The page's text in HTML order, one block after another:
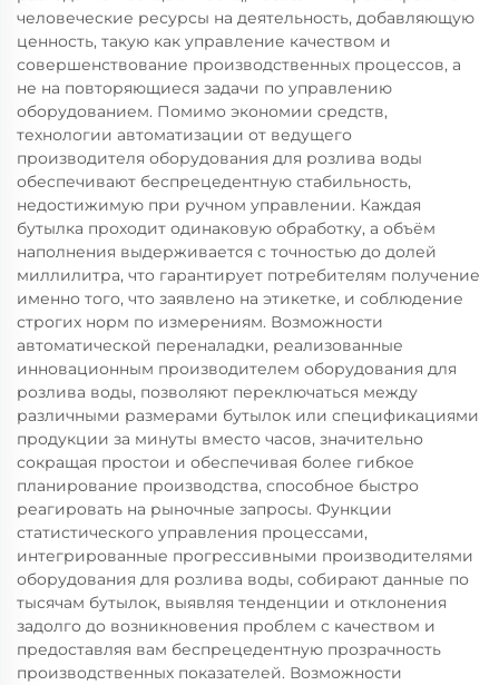
человеческие ресурсы на деятельность, добавляющую
ценность, такую как управление качеством и
совершенствование производственных процессов, а
не на повторяющиеся задачи по управлению
оборудованием. Помимо экономии средств,
технологии автоматизации от ведущего
производителя оборудования для розлива воды
обеспечивают беспрецедентную стабильность,
недостижимую при ручном управлении. Каждая
бутылка проходит одинаковую обработку, а объём
наполнения выдерживается с точностью до долей
миллилитра, что гарантирует потребителям получение
именно того, что заявлено на этикетке, и соблюдение
строгих норм по измерениям. Возможности
автоматической переналадки, реализованные
инновационным производителем оборудования для
розлива воды, позволяют переключаться между
различными размерами бутылок или спецификациями
продукции за минуты вместо часов, значительно
сокращая простои и обеспечивая более гибкое
планирование производства, способное быстро
реагировать на рыночные запросы. Функции
статистического управления процессами,
интегрированные прогрессивными производителями
оборудования для розлива воды, собирают данные по
тысячам бутылок, выявляя тенденции и отклонения
задолго до возникновения проблем с качеством и
предоставляя вам беспрецедентную прозрачность
производственных показателей. Возможности